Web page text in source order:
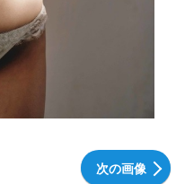
次の画像